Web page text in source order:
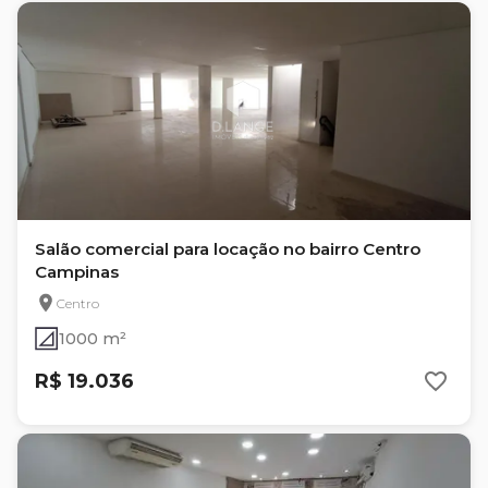
Salão comercial para locação no bairro Centro
Campinas
Centro
1000 m²
R$ 19.036